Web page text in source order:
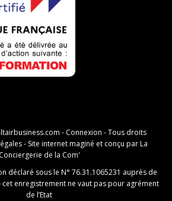
- Connexion - Tous droits
- Site internet maginé et conçu parLa
Conciergerie de la Com'
déclaré sous le N° 76.31.1065231 auprès de
cet enregistrement ne vaut pas pour agrément
de l’Etat